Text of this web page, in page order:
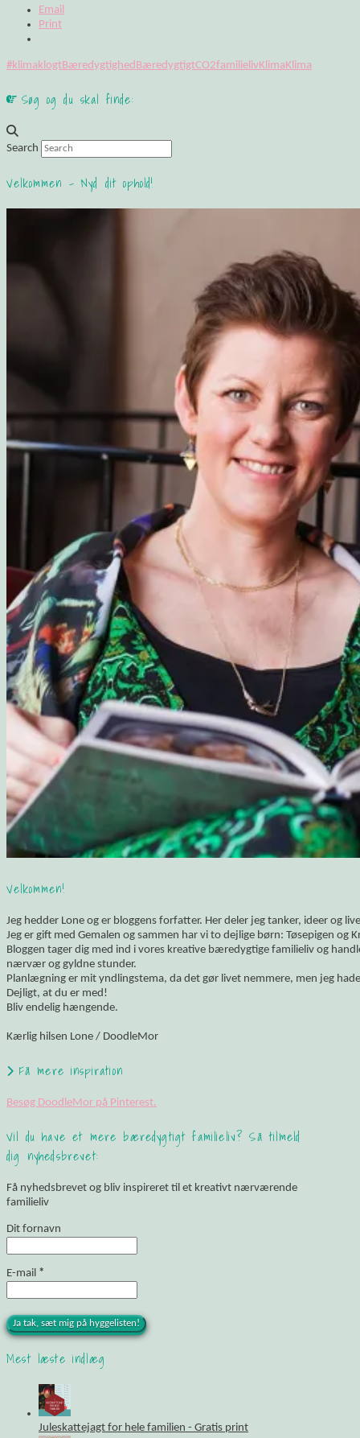
Email
Print
#klimaklogtBæredygtighed BæredygtigtCO2familielivKlimaKlimaaftale
Søg og du skal finde:
Search
Velkommen – Nyd dit ophold!
Velkommen!
Jeg hedder Lone og er bloggens forfatter. Her deler jeg tanker, ideer og
Jeg er gift med Gemalen og sammen har vi to dejlige børn: Tøsepigen og
Bloggen tager dig med ind i vores kreative bæredygtige familieliv og
nærvær og gyldne stunder.
Planlægning er mit yndlingstema, da det gør livet nemmere, men jeg
Dejligt, at du er med!
Bliv endelig hængende.
Kærlig hilsen Lone / DoodleMor
Få mere inspiration
Besøg DoodleMor på Pinterest.
Vil du have et mere bæredygtigt familieliv? Så tilmeld
dig nyhedsbrevet:
Få nyhedsbrevet og bliv inspireret til et kreativt nærværende
familieliv
Dit fornavn
E-mail *
Mest læste indlæg
Juleskattejagt for hele familien - Gratis print